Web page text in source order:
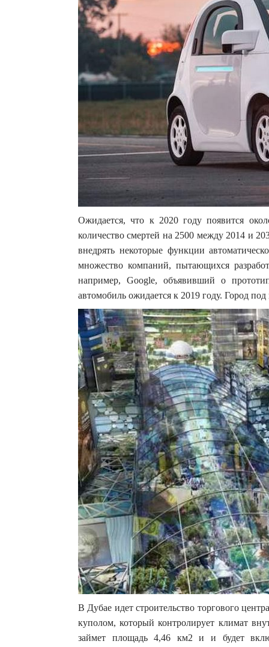
Ожидается, что к 2020 году появится
количество смертей на 2500 между 2014 и
внедрять некоторые функции
множество компаний, пытающихся
например, Google, объявивший о
автомобиль ожидается к 2019 году. Город
В Дубае идет строительство торгового
куполом, который контролирует климат
займет площадь 4,46 км2 и и будет